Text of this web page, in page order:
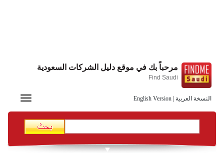
النسخة العربية English Version
مرحباً بك في موقع دليل الشركات السعودية
Find Saudi
Toggle